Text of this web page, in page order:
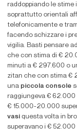
raddoppiando le stime
soprattutto orientali
telefonicamente e
facendo schizzare i
vigilia. Basti pensare
che con stima di €
minuti a € 297.600 o
zitan che con stima €
una piccola console
raggiungeva € 62.000
€ 15.000-20.000
vasi questa volta in
superavano i € 52.000